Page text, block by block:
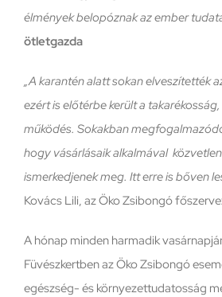
élmények belopóznak az ember
ötletgazda
„A karantén alatt sokan elveszítették
ezért is előtérbe került a
működés. Sokakban
hogy vásárlásaik alkalmával
ismerkedjenek meg. Itt erre is bőven
Kovács Lili, az Öko Zsibongó
A hónap minden harmadik
Füvészkertben az Öko Zsibongó
egészség- és környezettudatosság